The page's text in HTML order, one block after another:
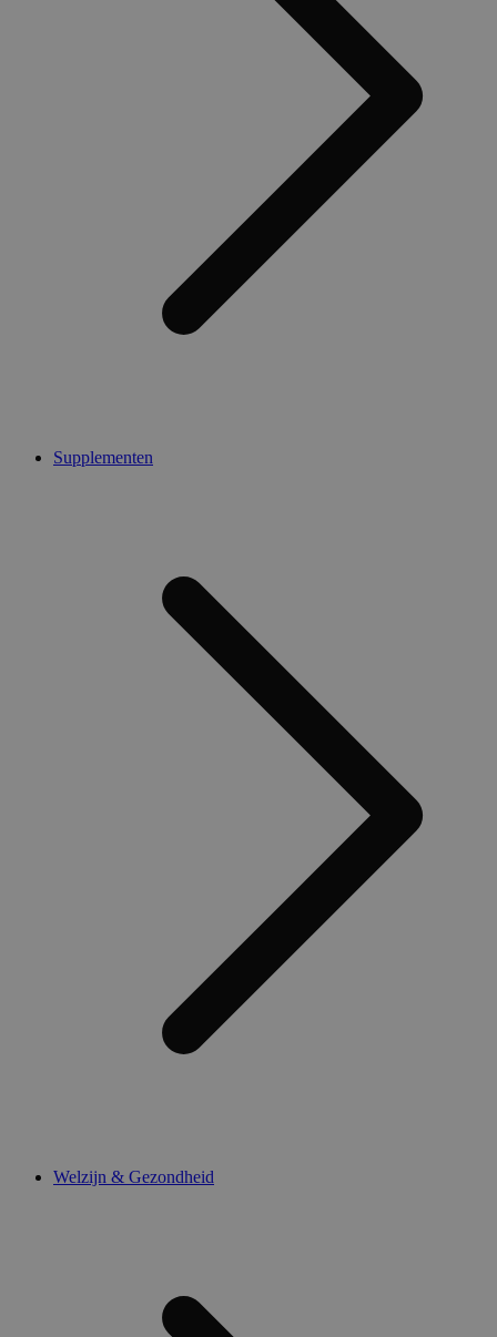
Supplementen
Welzijn & Gezondheid